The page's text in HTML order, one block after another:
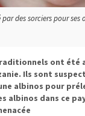
des sorciers pour
ont été
Ils sont
albinos pour
albinos dans ce